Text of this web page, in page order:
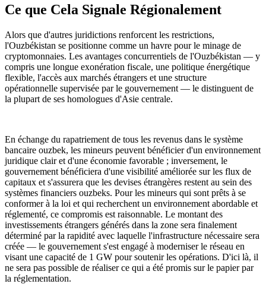
Ce que Cela Signale Régionalement
Alors que d'autres juridictions renforcent les restrictions,
l'Ouzbékistan se positionne comme un havre pour le minage de
cryptomonnaies. Les avantages concurrentiels de l'Ouzbékistan — y
compris une longue exonération fiscale, une politique énergétique
flexible, l'accès aux marchés étrangers et une structure
opérationnelle supervisée par le gouvernement — le distinguent de
la plupart de ses homologues d'Asie centrale.
En échange du rapatriement de tous les revenus dans le système
bancaire ouzbek, les mineurs peuvent bénéficier d'un environnement
juridique clair et d'une économie favorable ; inversement, le
gouvernement bénéficiera d'une visibilité améliorée sur les flux de
capitaux et s'assurera que les devises étrangères restent au sein des
systèmes financiers ouzbeks. Pour les mineurs qui sont prêts à se
conformer à la loi et qui recherchent un environnement abordable et
réglementé, ce compromis est raisonnable. Le montant des
investissements étrangers générés dans la zone sera finalement
déterminé par la rapidité avec laquelle l'infrastructure nécessaire sera
créée — le gouvernement s'est engagé à moderniser le réseau en
visant une capacité de 1 GW pour soutenir les opérations. D'ici là, il
ne sera pas possible de réaliser ce qui a été promis sur le papier par
la réglementation.